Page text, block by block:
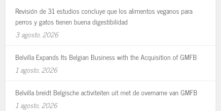
Revisión de 31 estudios concluye que los alimentos veganos para
perros y gatos tienen buena digestibilidad
3 agosto, 2026
Belvilla Expands Its Belgian Business with the Acquisition of GMFB
1 agosto, 2026
Belvilla breidt Belgische activiteiten uit met de overname van GMFB
1 agosto, 2026